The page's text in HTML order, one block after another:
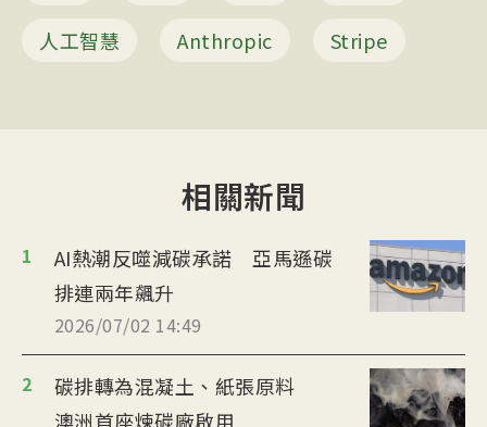
人工智慧
Anthropic Stripe
相關新聞
1
AI熱潮反噬減碳承諾 亞馬遜碳
排連兩年飆升
2026/07/02 14:49
2
碳排轉為混凝土、紙張原料
澳洲首座煉碳廠啟用